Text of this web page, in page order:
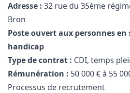
Adresse : 32 rue du 35ème
Bron
Poste ouvert aux personnes
handicap
Type de contrat : CDI, temps
Rémunération : 50 000 € à 55
Processus de recrutement